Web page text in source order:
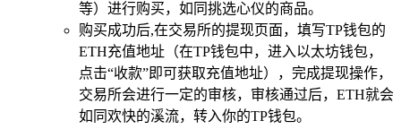
等）进行购买，如同挑选心仪的商品。
购买成功后,在交易所的提现页面，填写TP钱包的
ETH充值地址（在TP钱包中，进入以太坊钱包，
点击“收款”即可获取充值地址），完成提现操作，
交易所会进行一定的审核，审核通过后，ETH就会
如同欢快的溪流，转入你的TP钱包。